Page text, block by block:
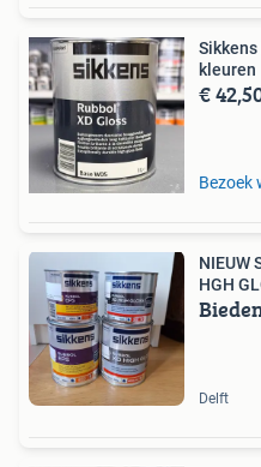
Sikkens
kleuren
€
Bezoek
NIEUW
Delft